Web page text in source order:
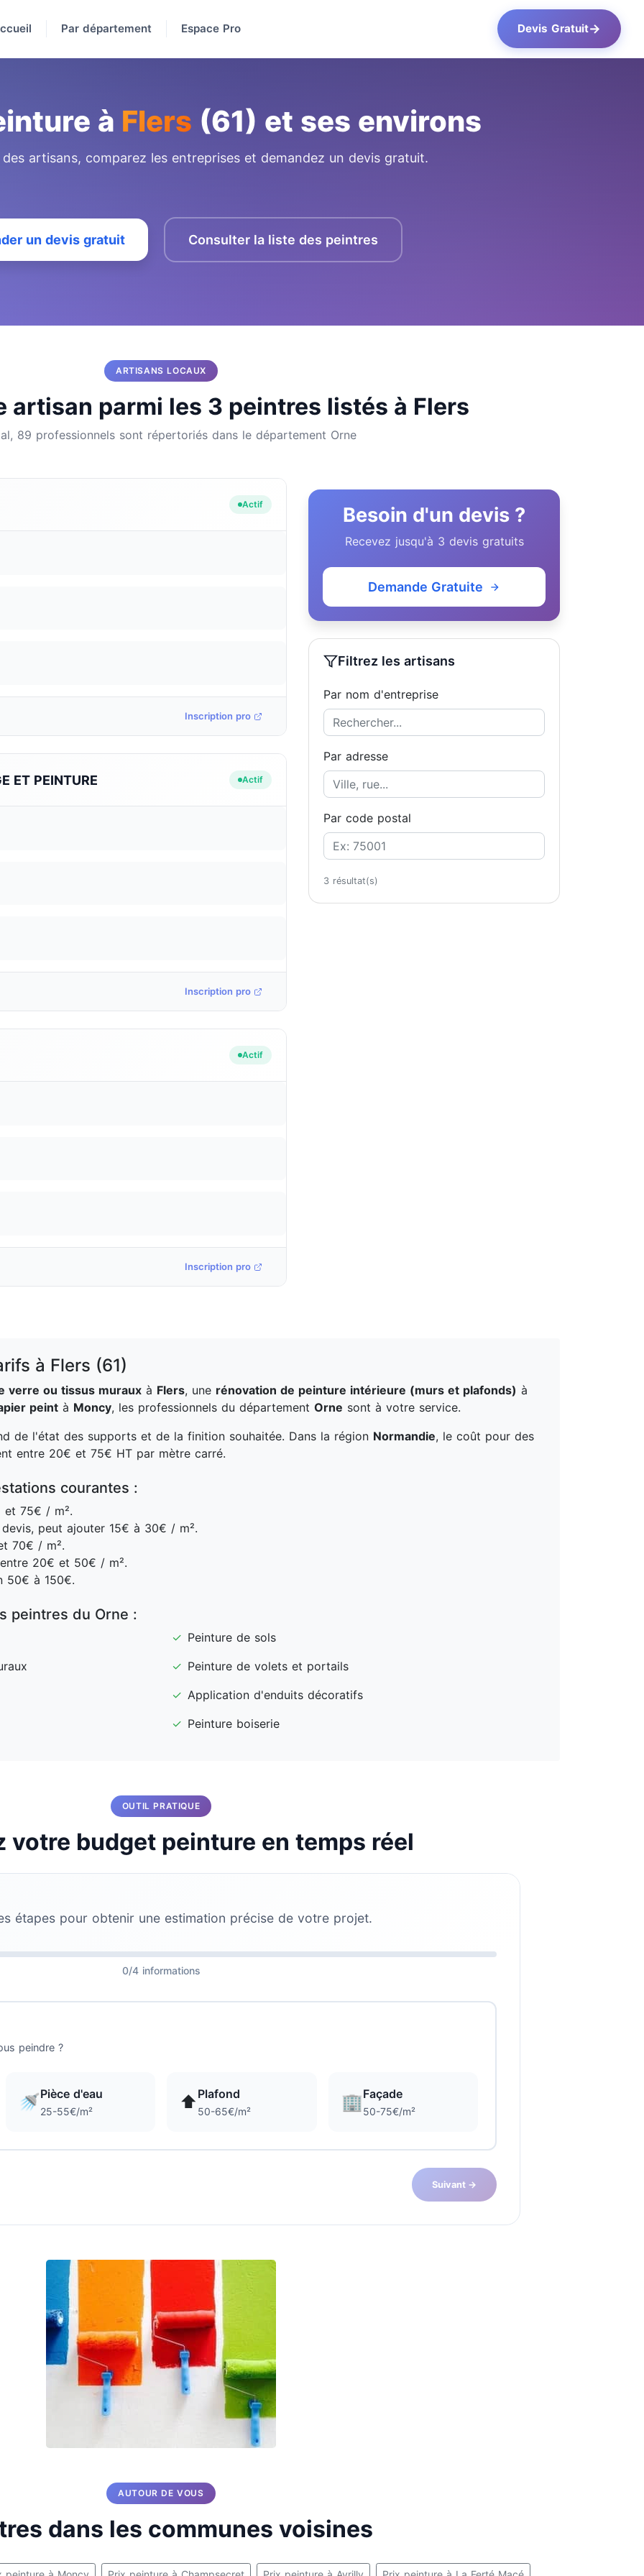
Par département Espace Pro Devis Gratuit→
à Flers (61) et ses environs
artisans, comparez les entreprises et demandez un devis gratuit.
un devis gratuit Consulter la liste des peintres
ARTISANS LOCAUX
artisan parmi les 3 peintres listés à Flers
89 professionnels sont répertoriés dans le département Orne
Actif
Inscription pro
ET PEINTURE Actif
Inscription pro
Actif
Inscription pro
Besoin d'un devis ?
Recevez jusqu'à 3 devis gratuits
Demande Gratuite
Filtrez les artisans
Par nom d'entreprise
Par adresse
Par code postal
3 résultat(s)
à Flers (61)
verre ou tissus muraux à Flers, une rénovation de peinture intérieure (murs et plafonds) à
peint à Moncy, les professionnels du département Orne sont à votre service.
de l'état des supports et de la finition souhaitée. Dans la région Normandie, le coût pour des
entre 20€ et 75€ HT par mètre carré.
courantes :
75€ / m².
peut ajouter 15€ à 30€ / m².
70€ / m².
20€ et 50€ / m².
50€ à 150€.
peintres du Orne :
✓ Peinture de sols
✓ Peinture de volets et portails
✓ Application d'enduits décoratifs
✓ Peinture boiserie
OUTIL PRATIQUE
votre budget peinture en temps réel
étapes pour obtenir une estimation précise de votre projet.
0/4 informations
peindre ?
🚿Pièce d'eau
25-55€/m² ⬆️ Plafond
50-65€/m² 🏢Façade
50-75€/m²
Suivant →
AUTOUR DE VOUS
dans les communes voisines